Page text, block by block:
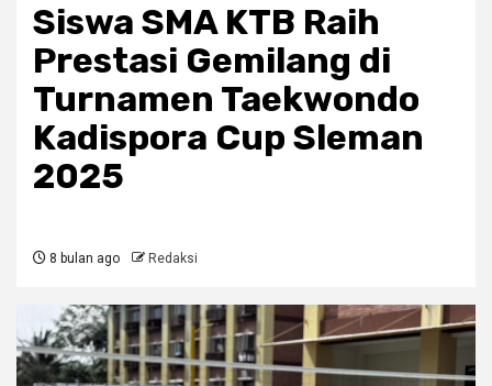
Siswa SMA KTB Raih
Prestasi Gemilang di
Turnamen Taekwondo
Kadispora Cup Sleman
2025
8 bulan ago Redaksi